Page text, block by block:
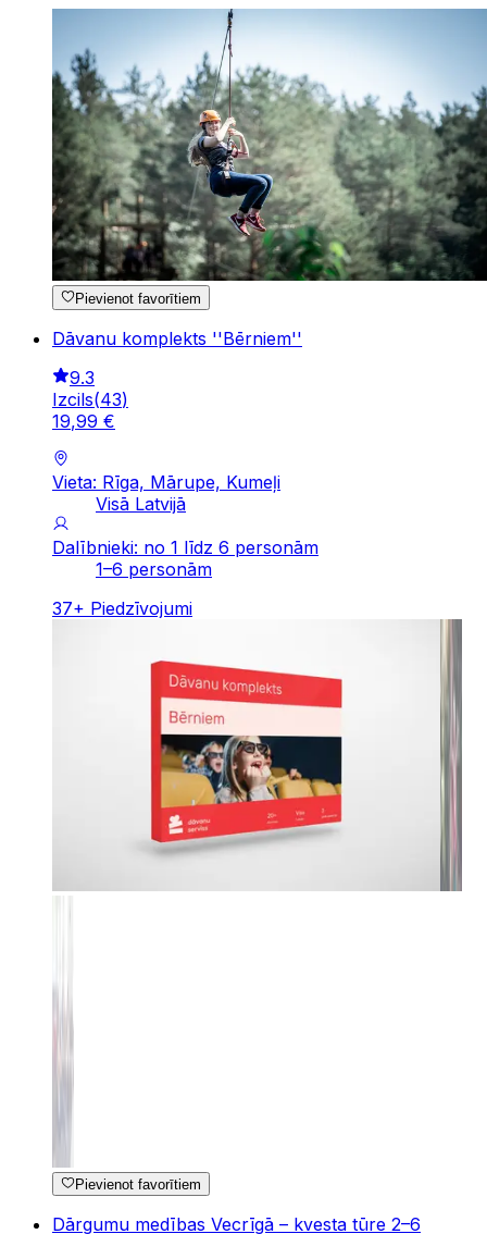
Pievienot favorītiem
Dāvanu komplekts ''Bērniem''
9.3
Izcils(43)
19,99 €
Vieta: Rīga, Mārupe, Kumeļi
Visā Latvijā
Dalībnieki: no 1 līdz 6 personām
1–6 personām
37+ Piedzīvojumi
Pievienot favorītiem
Dārgumu medības Vecrīgā – kvesta tūre 2–6